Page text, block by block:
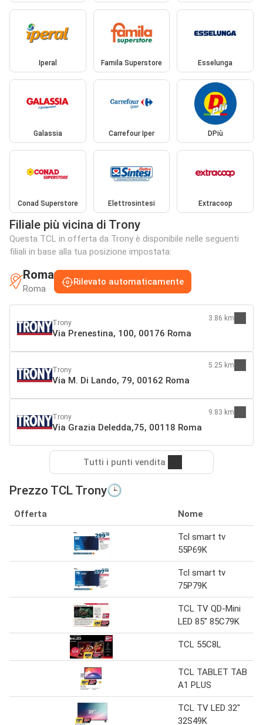
Iperal Famila Superstore Esselunga
Galassia Carrefour Iper DPiù
Conad Superstore Elettrosintesi Extracoop
Filiale più vicina di Trony
Questa TCL in offerta da Trony è disponibile nelle seguenti
filiali in base alla tua posizione impostata:
Roma
Roma
Rilevato automaticamente
Trony
Via Prenestina, 100, 00176 Roma
3.86 km
Trony
Via M. Di Lando, 79, 00162 Roma
5.25 km
Trony
Via Grazia Deledda,75, 00118 Roma
9.83 km
Tutti i punti vendita
Prezzo TCL Trony🕒
Offerta Nome
Tcl smart tv
55P69K
Tcl smart tv
75P79K
TCL TV QD-Mini
LED 85" 85C79K
TCL 55C8L
TCL TABLET TAB
A1 PLUS
TCL TV LED 32"
32S49K